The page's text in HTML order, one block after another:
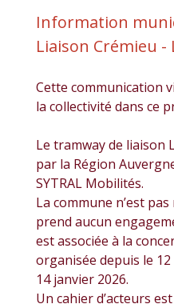
Information
Liaison Crémieu -
Cette communication
la collectivité dans ce
Le tramway de liaison
par la Région
SYTRAL Mobilités.
La commune n’est
prend aucun
est associée à la
organisée depuis le
14 janvier 2026.
Un cahier d’acteurs